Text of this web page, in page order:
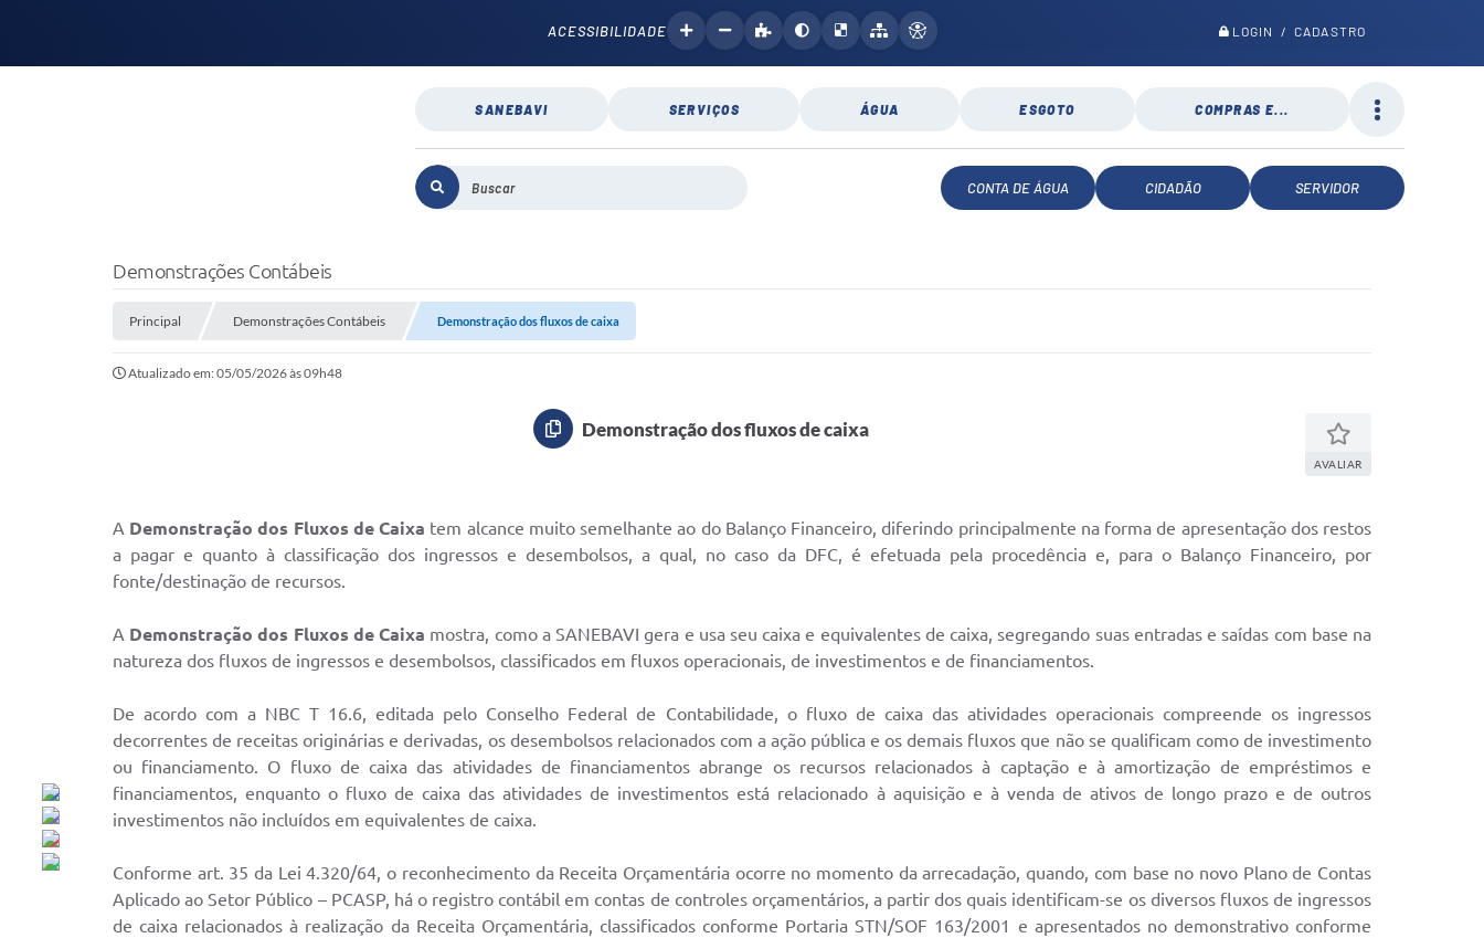
LOGIN / CADASTRO
SANEBAVI SERVIÇOS ÁGUA ESGOTO COMPRAS E...
CONTA DE ÁGUA CIDADÃO SERVIDOR
ACESSIBILIDADE
Demonstrações Contábeis
Principal Demonstrações Contábeis Demonstração dos fluxos de caixa
Atualizado em: 05/05/2026 às 09h48
Demonstração dos fluxos de caixa
AVALIAR
A Demonstração dos Fluxos de Caixa tem alcance muito semelhante ao do Balanço Financeiro, diferindo principalmente na forma de apresentação dos restos
a pagar e quanto à classificação dos ingressos e desembolsos, a qual, no caso da DFC, é efetuada pela procedência e, para o Balanço Financeiro, por
fonte/destinação de recursos.
A Demonstração dos Fluxos de Caixa mostra, como a SANEBAVI gera e usa seu caixa e equivalentes de caixa, segregando suas entradas e saídas com base na
natureza dos fluxos de ingressos e desembolsos, classificados em fluxos operacionais, de investimentos e de financiamentos.
De acordo com a NBC T 16.6, editada pelo Conselho Federal de Contabilidade, o fluxo de caixa das atividades operacionais compreende os ingressos
decorrentes de receitas originárias e derivadas, os desembolsos relacionados com a ação pública e os demais fluxos que não se qualificam como de investimento
ou financiamento. O fluxo de caixa das atividades de financiamentos abrange os recursos relacionados à captação e à amortização de empréstimos e
financiamentos, enquanto o fluxo de caixa das atividades de investimentos está relacionado à aquisição e à venda de ativos de longo prazo e de outros
investimentos não incluídos em equivalentes de caixa.
Conforme art. 35 da Lei 4.320/64, o reconhecimento da Receita Orçamentária ocorre no momento da arrecadação, quando, com base no novo Plano de Contas
Aplicado ao Setor Público – PCASP, há o registro contábil em contas de controles orçamentários, a partir dos quais identificam-se os diversos fluxos de ingressos
de caixa relacionados à realização da Receita Orçamentária, classificados conforme Portaria STN/SOF 163/2001 e apresentados no demonstrativo conforme